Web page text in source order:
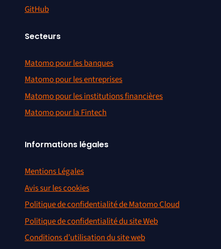
GitHub
Secteurs
Matomo pour les banques
Matomo pour les entreprises
Matomo pour les institutions financières
Matomo pour la Fintech
Informations légales
Mentions Légales
Avis sur les cookies
Politique de confidentialité de Matomo Cloud
Politique de confidentialité du site Web
Conditions d’utilisation du site web